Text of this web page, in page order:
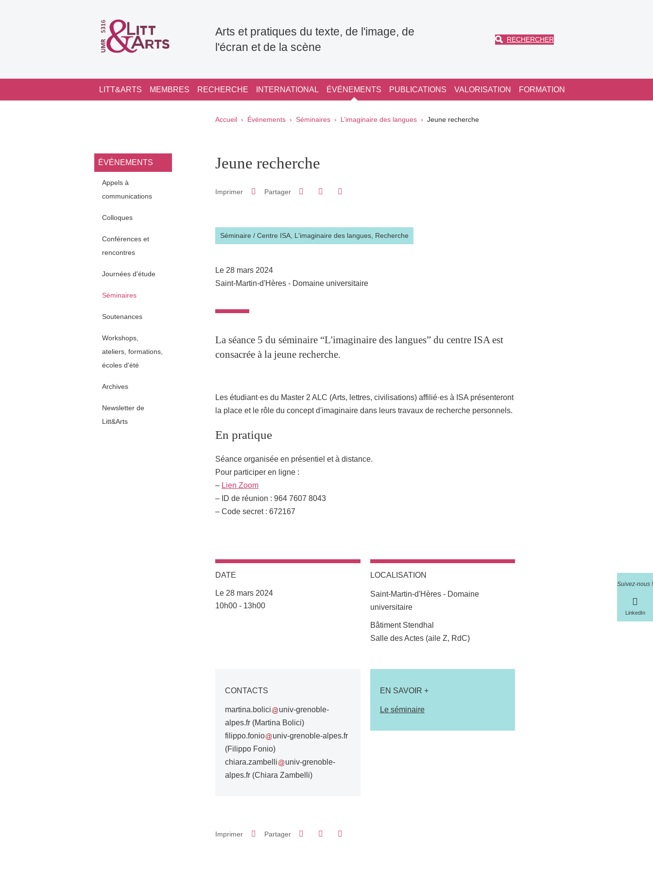
Suivez-nous !
LinkedIn
Arts et pratiques du texte, de l'image, de
l'écran et de la scène
RECHERCHER
Navigation principale
LITT&ARTS MEMBRES RECHERCHE INTERNATIONAL ÉVÉNEMENTS PUBLICATIONS VALORISATION FORMATION
Fil d'Ariane
Accueil Événements Séminaires L’imaginaire des langues Jeune recherche
Navigation principale Sidebar
ÉVÉNEMENTS
Appels à
communications
Colloques
Conférences et
rencontres
Journées d'étude
Séminaires
Soutenances
Workshops,
ateliers, formations,
écoles d'été
Archives
Newsletter de
Litt&Arts
Jeune recherche
Imprimer Partager Partager sur Facebook
Partager sur LinkedIn
Séminaire / Centre ISA, L'imaginaire des langues, Recherche
Le 28 mars 2024
Saint-Martin-d'Hères - Domaine universitaire
La séance 5 du séminaire “L'imaginaire des langues” du centre ISA est
consacrée à la jeune recherche.
Les étudiant·es du Master 2 ALC (Arts, lettres, civilisations) affilié·es à ISA présenteront
la place et le rôle du concept d'imaginaire dans leurs travaux de recherche personnels.
En pratique
Séance organisée en présentiel et à distance.
Pour participer en ligne :
– Lien Zoom
– ID de réunion : 964 7607 8043
– Code secret : 672167
DATE
Le 28 mars 2024
Complément date
10h00 - 13h00
LOCALISATION
Saint-Martin-d'Hères - Domaine
universitaire
Complément lieu
Bâtiment Stendhal
Salle des Actes (aile Z, RdC)
CONTACTS
martina.bolici
univ-grenoble-
alpes.fr(Martina Bolici)
filippo.fonio
univ-grenoble-alpes.fr
(Filippo Fonio)
chiara.zambelli
univ-grenoble-
alpes.fr(Chiara Zambelli)
EN SAVOIR +
Le séminaire
Imprimer Partager Partager sur Facebook
Partager sur LinkedIn